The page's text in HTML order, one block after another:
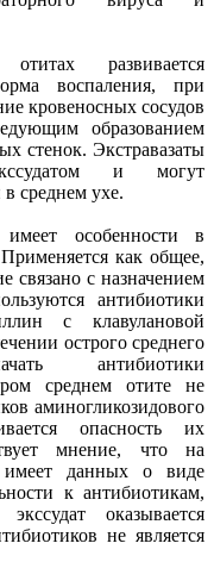
развивается
воспаления, при
кровеносных сосудов
образованием
стенок. Экстравазаты
и могут
среднем ухе.
особенности в
как общее,
связано с назначением
антибиотики
с клавулановой
острого среднего
антибиотики
среднем отите не
аминогликозидового
опасность их
мнение, что на
имеет данных о виде
к антибиотикам,
оказывается
не является